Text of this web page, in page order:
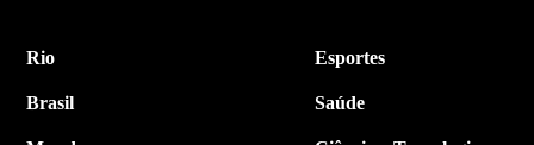
Rio
Brasil
Esportes
Saúde